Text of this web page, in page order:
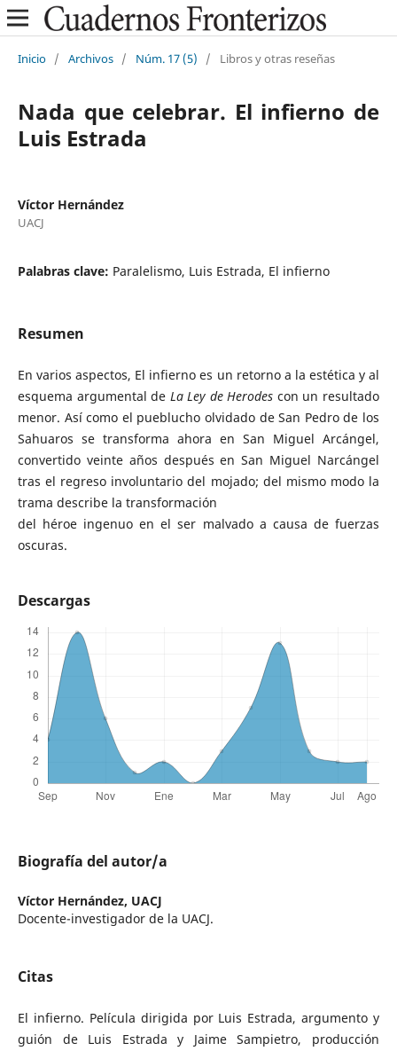
Inicio / Archivos / Núm. 17 (5) / Libros y otras reseñas
Nada que celebrar. El infierno de
Luis Estrada
Víctor Hernández
UACJ
Palabras clave: Paralelismo, Luis Estrada, El infierno
Resumen
En varios aspectos, El infierno es un retorno a la estética y al
esquema argumental de La Ley de Herodes con un resultado
menor. Así como el pueblucho olvidado de San Pedro de los
Sahuaros se transforma ahora en San Miguel Arcángel,
convertido veinte años después en San Miguel Narcángel
tras el regreso involuntario del mojado; del mismo modo la
trama describe la transformación
del héroe ingenuo en el ser malvado a causa de fuerzas
oscuras.
Descargas
Biografía del autor/a
Víctor Hernández, UACJ
Docente-investigador de la UACJ.
Citas
El infierno. Película dirigida por Luis Estrada, argumento y
guión de Luis Estrada y Jaime Sampietro, producción